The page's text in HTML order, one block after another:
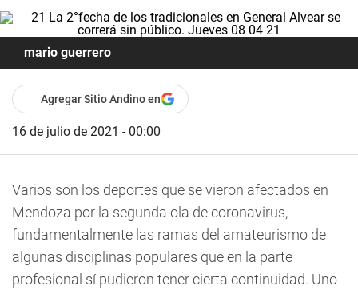
mario guerrero
Agregar Sitio Andino en
16 de julio de 2021 - 00:00
Varios son los deportes que se vieron afectados en
Mendoza por la segunda ola de coronavirus,
fundamentalmente las ramas del amateurismo de
algunas disciplinas populares que en la parte
profesional sí pudieron tener cierta continuidad. Uno